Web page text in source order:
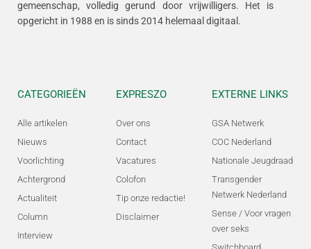
gemeenschap, volledig gerund door vrijwilligers. Het is
opgericht in 1988 en is sinds 2014 helemaal digitaal.
CATEGORIEËN
Alle artikelen
Nieuws
Voorlichting
Achtergrond
Actualiteit
Column
Interview
EXPRESZO
Over ons
Contact
Vacatures
Colofon
Tip onze redactie!
Disclaimer
EXTERNE LINKS
GSA Netwerk
COC Nederland
Nationale Jeugdraad
Transgender
Netwerk Nederland
Sense / Voor vragen
over seks